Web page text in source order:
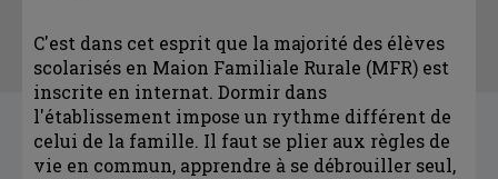
C'est dans cet esprit que la majorité des élèves
scolarisés en Maion Familiale Rurale (MFR) est
inscrite en internat. Dormir dans
l'établissement impose un rythme différent de
celui de la famille. Il faut se plier aux règles de
vie en commun, apprendre à se débrouiller seul,